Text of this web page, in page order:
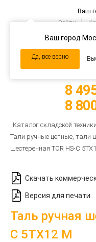
Ваш
Ваш город
Да, все верно
Войти
navigation
8
8
Каталог складской техники
Тали ручные цепные, тали
шестеренная TOR HS-C
Скачать
Версия для печати
Таль ручная
C 5ТХ12 М